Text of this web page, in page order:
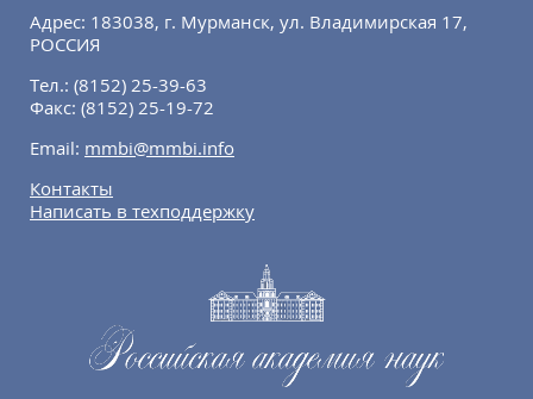
Адрес: 183038, г. Мурманск, ул. Владимирская 17,
РОССИЯ
Тел.: (8152) 25-39-63
Факс: (8152) 25-19-72
Email: mmbi@mmbi.info
Контакты
Написать в техподдержку